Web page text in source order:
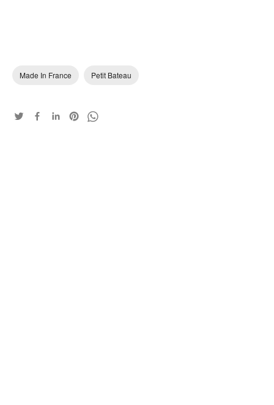
Made In France Petit Bateau